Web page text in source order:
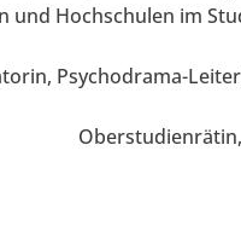
und Hochschulen im
Psychodrama-